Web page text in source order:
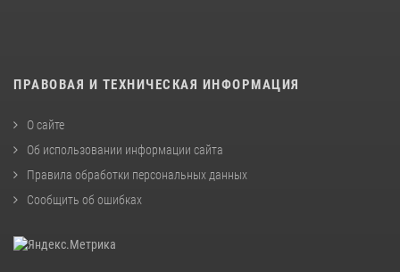
ПРАВОВАЯ И ТЕХНИЧЕСКАЯ ИНФОРМАЦИЯ
О сайте
Об использовании информации сайта
Правила обработки персональных данных
Сообщить об ошибках